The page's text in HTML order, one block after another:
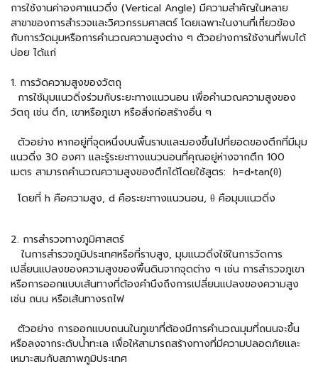
การใช้งานค่าองศาแนวดิ่ง (Vertical Angle) มีความสำคัญในหลาย
สาขาของการสำรวจและวิศวกรรมศาสตร์ โดยเฉพาะในงานที่เกี่ยวข้อง
กับการวัดมุมหรือการคำนวณความสูงต่าง ๆ ตัวอย่างการใช้งานที่พบได้
บ่อย ได้แก่
1. การวัดความสูงของวัตถุ
การใช้มุมแนวดิ่งร่วมกับระยะทางแนวนอน เพื่อคำนวณความสูงของ
วัตถุ เช่น ตึก, เขาหรือภูเขา หรือสิ่งก่อสร้างอื่น ๆ
ตัวอย่าง หากอยู่ที่จุดหนึ่งบนพื้นราบและมองขึ้นไปที่ยอดของตึกที่มีมุม
แนวดิ่ง 30 องศา และรู้ระยะทางแนวนอนที่คุณอยู่ห่างจากตึก 100
เมตร สามารถคำนวณความสูงของตึกได้โดยใช้สูตร: h=d×tan(θ)
โดยที่ h คือความสูง, d คือระยะทางแนวนอน, θ คือมุมแนวดิ่ง
2. การสำรวจทางภูมิศาสตร์
ในการสำรวจภูมิประเทศหรือที่ราบสูง, มุมแนวดิ่งใช้ในการวัดการ
เปลี่ยนแปลงของความสูงของพื้นดินจากจุดต่าง ๆ เช่น การสำรวจภูเขา
หรือการออกแบบเส้นทางที่ต้องคำนึงถึงการเปลี่ยนแปลงของความสูง
เช่น ถนน หรือเส้นทางรถไฟ
ตัวอย่าง การออกแบบถนนในภูเขาที่ต้องมีการคำนวณมุมที่ถนนจะขึ้น
หรือลงจากระดับน้ำทะเล เพื่อให้สามารถสร้างทางที่มีความปลอดภัยและ
เหมาะสมกับสภาพภูมิประเทศ